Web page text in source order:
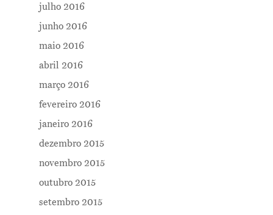
julho 2016
junho 2016
maio 2016
abril 2016
março 2016
fevereiro 2016
janeiro 2016
dezembro 2015
novembro 2015
outubro 2015
setembro 2015